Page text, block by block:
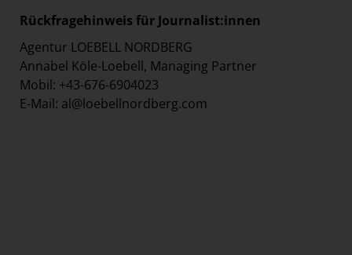
Rückfragehinweis für Journalist:innen
Agentur LOEBELL NORDBERG
Annabel Köle-Loebell, Managing Partner
Mobil: +43-676-6904023
E-Mail: al@loebellnordberg.com